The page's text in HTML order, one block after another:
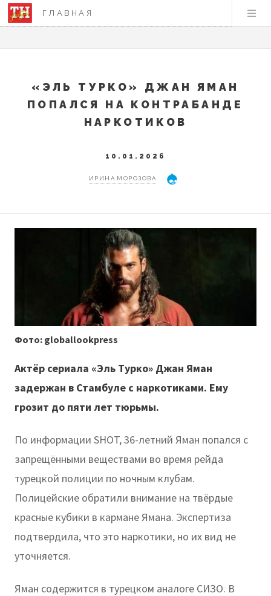
ГЛАВНАЯ
«ЭЛЬ ТУРКО» ДЖАН ЯМАН
ПОПАЛСЯ НА КОНТРАБАНДЕ
НАРКОТИКОВ
10.01.2026
ИРИНА МОРОЗОВА
Фото: globallookpress
Актёр сериала «Эль Турко» Джан Яман
задержан в Стамбуле с наркотиками. Ему
грозит до пяти лет тюрьмы.
По информации SHOT, 36-летний Яман попался с
запрещёнными веществами во время рейда
турецкой полиции по ночным клубам.
Полицейские обратили внимание на твёрдые
красные кубики в кармане Ямана. Экспертиза
подтвердила, что это наркотики, но их вид не
уточняется.
Яман содержится в турецком аналоге СИЗО. В